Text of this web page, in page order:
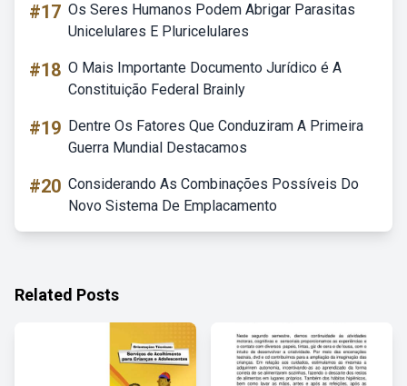
#17 Os Seres Humanos Podem Abrigar Parasitas
Unicelulares E Pluricelulares
#18 O Mais Importante Documento Jurídico é A
Constituição Federal Brainly
#19 Dentre Os Fatores Que Conduziram A Primeira
Guerra Mundial Destacamos
#20 Considerando As Combinações Possíveis Do
Novo Sistema De Emplacamento
Related Posts